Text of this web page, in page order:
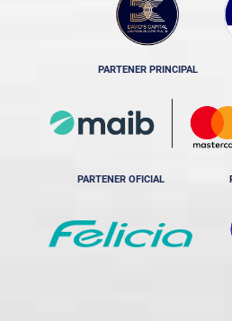
PARTENER PRINCIPAL
PARTENER OFICIAL